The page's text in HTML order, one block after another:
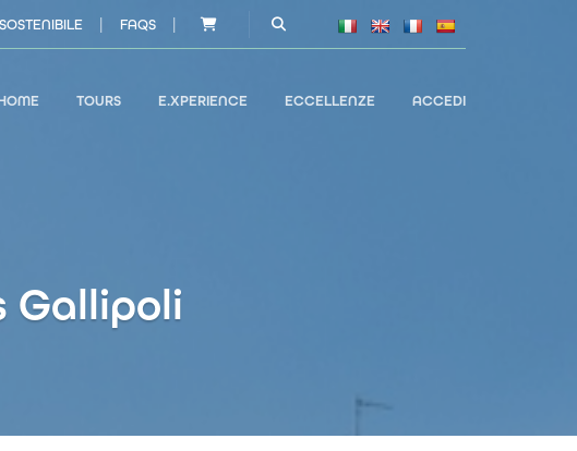
FAQS
TOURS E.XPERIENCE ECCELLENZE ACCEDI
Gallipoli